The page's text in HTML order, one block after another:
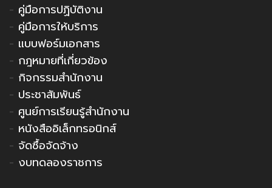
- คู่มือการปฏิบัติงาน
- คู่มือการให้บริการ
- แบบฟอร์มเอกสาร
- กฎหมายที่เกี่ยวข้อง
- กิจกรรมสำนักงาน
- ประชาสัมพันธ์
- ศูนย์การเรียนรู้สำนักงาน
- หนังสืออิเล็กทรอนิกส์
- จัดซื้อจัดจ้าง
- งบทดลองราชการ